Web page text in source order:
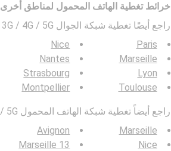
خرائط تغطية الهاتف المحمول لمناطق أخرى
راجع أيضًا تغطية شبكة الجوال 3G / 4G / 5G في
Paris
Marseille
Lyon
Toulouse
Nice
Nantes
Strasbourg
Montpellier
راجع أيضاً تغطية شبكة الهاتف المحمول 3G / 4G / 5G في منطقتك:
Marseille
Nice
Avignon
Marseille 13